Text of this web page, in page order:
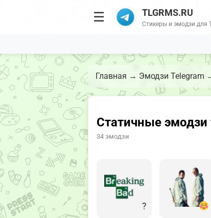
☰ TLGRMS.RU
Стикеры и эмодзи для
Главная → Эмодзи Telegram
Статичные эмодзи
34 эмодзи
?